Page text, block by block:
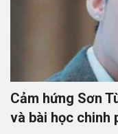
Cảm hứng Sơn
và bài học chinh